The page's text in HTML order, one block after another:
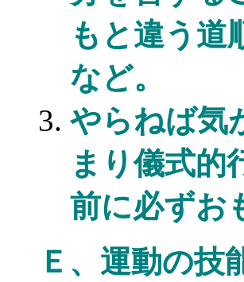
もと違う道
など。
やらねば気
まり儀式
前に必ずお
Ｅ、運動の技